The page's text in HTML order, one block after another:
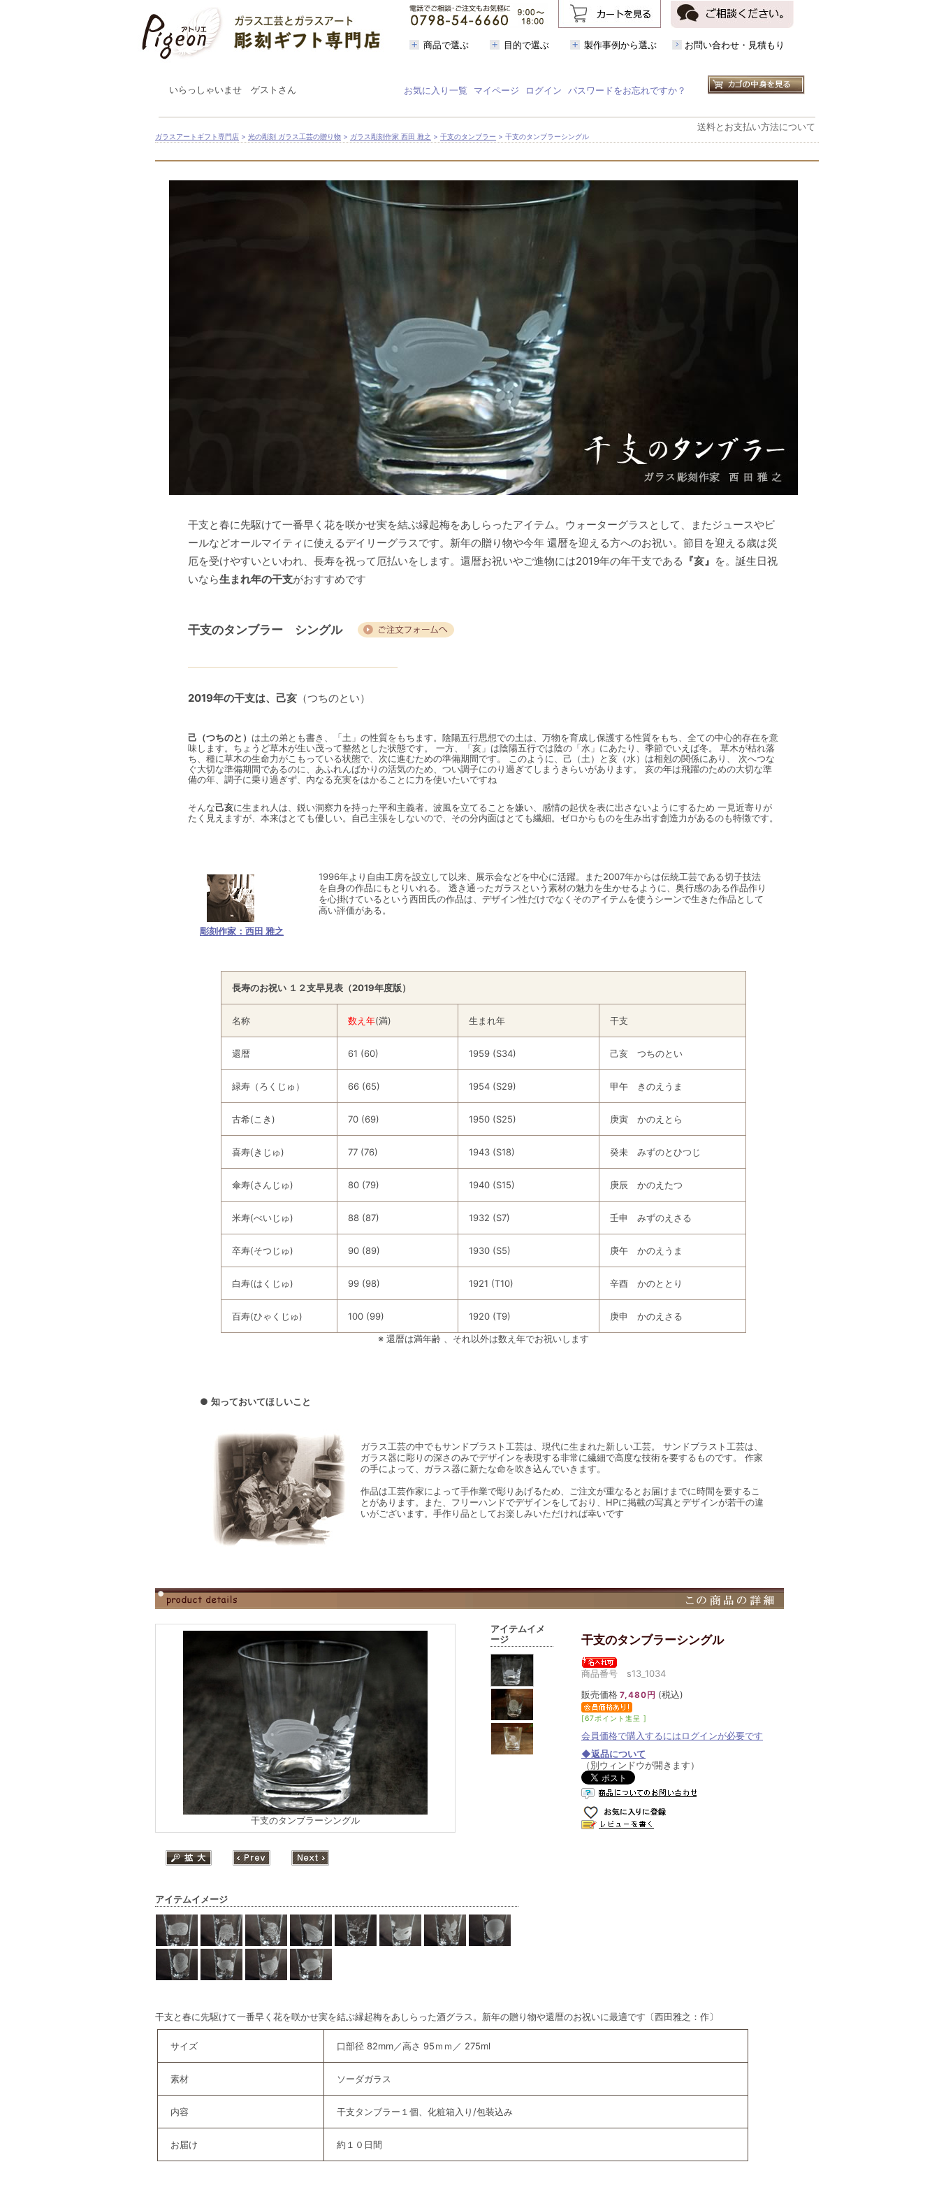
商品で選ぶ 目的で選ぶ 製作事例から選ぶ お問い合わせ・見積もり
いらっしゃいませ ゲストさん お気に入り一覧 マイページ ログイン パスワードをお忘れですか？
送料とお支払い方法について
ガラスアートギフト専門店 > 光の彫刻 ガラス工芸の贈り物 > ガラス彫刻作家 西田 雅之 > 干支のタンブラー > 干支のタンブラーシングル
干支と春に先駆けて一番早く花を咲かせ実を結ぶ縁起梅をあしらったアイテム。ウォーターグラスとして、またジュースやビ
ールなどオールマイティに使えるデイリーグラスです。新年の贈り物や今年 還暦を迎える方へのお祝い。節目を迎える歳は災
厄を受けやすいといわれ、長寿を祝って厄払いをします。還暦お祝いやご進物には2019年の年干支である 『亥』 を。誕生日祝
いなら生まれ年の干支がおすすめです
干支のタンブラー シングル
2019年の干支は、己亥（つちのとい）
己（つちのと） は土の弟とも書き、「土」の性質をもちます。陰陽五行思想での土は、万物を育成し保護する性質をもち、全ての中心的存在を意
味します。ちょうど草木が生い茂って整然とした状態です。 一方、「亥」は陰陽五行では陰の「水」にあたり、季節でいえば冬。 草木が枯れ落
ち、種に草木の生命力がこもっている状態で、次に進むための準備期間です。 このように、己（土）と亥（水）は相剋の関係にあり、 次へつな
ぐ大切な準備期間であるのに、あふれんばかりの活気のため、つい調子にのり過ぎてしまうきらいがあります。 亥の年は飛躍のための大切な準
備の年、調子に乗り過ぎず、内なる充実をはかることに力を使いたいですね
そんな己亥に生まれ人は、鋭い洞察力を持った平和主義者。波風を立てることを嫌い、感情の起伏を表に出さないようにするため 一見近寄りが
たく見えますが、本来はとても優しい。自己主張をしないので、その分内面はとても繊細。ゼロからものを生み出す創造力があるのも特徴です。
彫刻作家：西田 雅之
1996年より自由工房を設立して以来、展示会などを中心に活躍。また2007年からは伝統工芸である切子技法
を自身の作品にもとりいれる。 透き通ったガラスという素材の魅力を生かせるように、奥行感のある作品作り
を心掛けているという西田氏の作品は、デザイン性だけでなくそのアイテムを使うシーンで生きた作品として
高い評価がある。
長寿のお祝い １２支早見表（2019年度版）
名称 数え年(満) 生まれ年 干支
還暦 61 (60) 1959 (S34) 己亥 つちのとい
緑寿（ろくじゅ） 66 (65) 1954 (S29) 甲午 きのえうま
古希(こき) 70 (69) 1950 (S25) 庚寅 かのえとら
喜寿(きじゅ) 77 (76) 1943 (S18) 癸未 みずのとひつじ
傘寿(さんじゅ) 80 (79) 1940 (S15) 庚辰 かのえたつ
米寿(べいじゅ) 88 (87) 1932 (S7) 壬申 みずのえさる
卒寿(そつじゅ) 90 (89) 1930 (S5) 庚午 かのえうま
白寿(はくじゅ) 99 (98) 1921 (T10) 辛酉 かのととり
百寿(ひゃくじゅ) 100 (99) 1920 (T9)
庚申 かのえさる
※ 還暦は満年齢 、それ以外は数え年でお祝いします
● 知っておいてほしいこと
ガラス工芸の中でもサンドブラスト工芸は、現代に生まれた新しい工芸。 サンドブラスト工芸は、
ガラス器に彫りの深さのみでデザインを表現する非常に繊細で高度な技術を要するものです。 作家
の手によって、ガラス器に新たな命を吹き込んでいきます。
作品は工芸作家によって手作業で彫りあげるため、ご注文が重なるとお届けまでに時間を要するこ
とがあります。また、フリーハンドでデザインをしており、HPに掲載の写真とデザインが若干の違
いがございます。手作り品としてお楽しみいただければ幸いです
干支のタンブラーシングル
商品番号 s13_1034
販売価格 7,480円 (税込)
[67ポイント進呈 ]
会員価格で購入するにはログインが必要です
◆返品について
（別ウィンドウが開きます）
アイテムイメ
ージ
干支のタンブラーシングル
アイテムイメージ
干支と春に先駆けて一番早く花を咲かせ実を結ぶ縁起梅をあしらった酒グラス。新年の贈り物や還暦のお祝いに最適です〔西田雅之：作〕
サイズ 口部径 82mm／高さ 95ｍｍ／ 275ml
素材 ソーダガラス
内容 干支タンブラー１個、化粧箱入り/包装込み
お届け 約１０日間